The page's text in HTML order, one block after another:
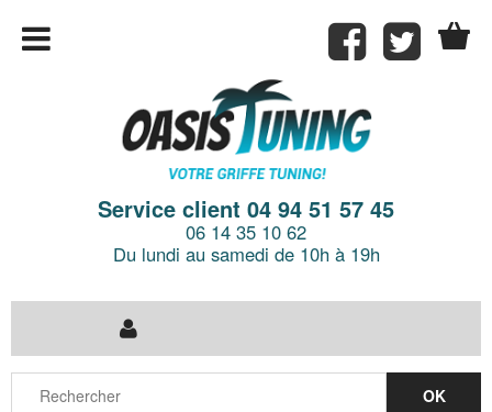
Service client 04 94 51 57 45
06 14 35 10 62
Du lundi au samedi de 10h à 19h